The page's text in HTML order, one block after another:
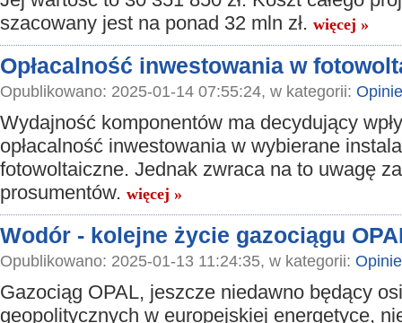
szacowany jest na ponad 32 mln zł. więcej »
Opłacalność inwestowania w
Opublikowano: 2025-01-14 07:55:24, w kategorii: Opinie
Wydajność komponentów ma decydujący
opłacalność inwestowania w wybierane
fotowoltaiczne. Jednak zwraca na to uwagę
prosumentów. więcej »
Wodór - kolejne życie gazociągu
Opublikowano: 2025-01-13 11:24:35, w kategorii: Opinie
Gazociąg OPAL, jeszcze niedawno będący
geopolitycznych w europejskiej energetyce,